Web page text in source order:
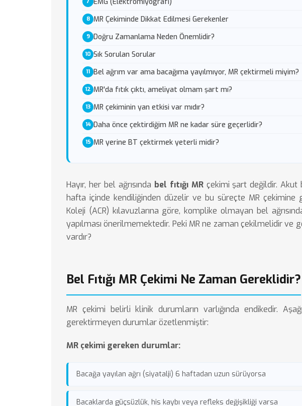
MR Çekiminde Dikkat Edilmesi Gerekenler
Doğru Zamanlama Neden Önemlidir?
Sık Sorulan Sorular
Bel ağrım var ama bacağıma yayılmıyor, MR çektirmeli miyim?
MR'da fıtık çıktı, ameliyat olmam şart mı?
MR çekiminin yan etkisi var mıdır?
Daha önce çektirdiğim MR ne kadar süre geçerlidir?
MR yerine BT çektirmek yeterli midir?
Hayır, her bel ağrısında bel fıtığı MRçekimi şart değildir. Akut
hafta içinde kendiliğinden düzelir ve bu süreçte MR çekimine
Koleji (ACR) kılavuzlarına göre, komplike olmayan bel
yapılması önerilmemektedir. Peki MR ne zaman çekilmelidir ve
vardır?
Bel Fıtığı MR Çekimi Ne Zaman Gereklidir?
MR çekimi belirli klinik durumların varlığında endikedir.
gerektirmeyen durumlar özetlenmiştir:
MR çekimi gereken durumlar:
Bacağa yayılan ağrı (siyatalji) 6 haftadan uzun sürüyorsa
Bacaklarda güçsüzlük, his kaybı veya refleks değişikliği varsa